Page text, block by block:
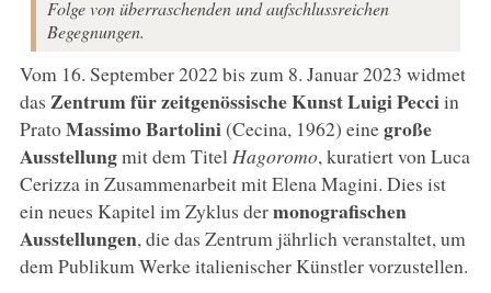
Folge von überraschenden und aufschlussreichen
Begegnungen.
Vom 16. September 2022 bis zum 8. Januar 2023 widmet
das Zentrum für zeitgenössische Kunst Luigi Pecciin
PratoMassimo Bartolini(Cecina, 1962) einegroße
Ausstellungmit dem Titel Hagoromo, kuratiert von Luca
Cerizza in Zusammenarbeit mit Elena Magini. Dies ist
ein neues Kapitel im Zyklus dermonografischen
Ausstellungen, die das Zentrum jährlich veranstaltet, um
dem Publikum Werke italienischer Künstler vorzustellen.